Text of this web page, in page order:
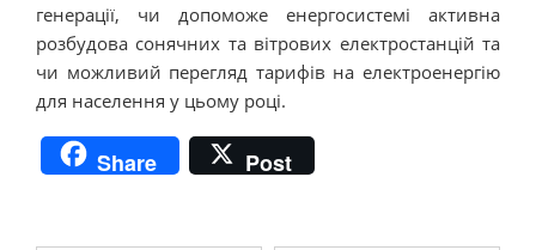
генерації, чи допоможе енергосистемі активна
розбудова сонячних та вітрових електростанцій та
чи можливий перегляд тарифів на електроенергію
для населення у цьому році.
Share Post